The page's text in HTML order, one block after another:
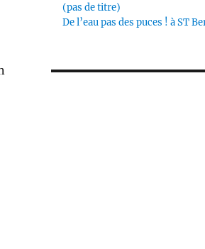
(pas de titre)
De l’eau pas des puces ! à ST